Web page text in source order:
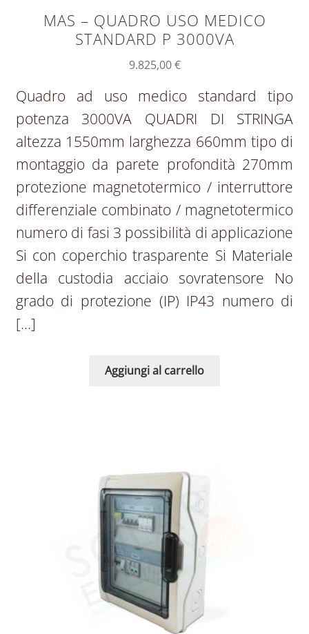
MAS – QUADRO USO MEDICO
STANDARD P 3000VA
9.825,00€
Quadro ad uso medico standard tipo
potenza 3000VA QUADRI DI STRINGA
altezza 1550mm larghezza 660mm tipo di
montaggio da parete profondità 270mm
protezione magnetotermico / interruttore
differenziale combinato / magnetotermico
numero di fasi 3 possibilità di applicazione
Si con coperchio trasparente Si Materiale
della custodia acciaio sovratensore No
grado di protezione (IP) IP43 numero di
[…]
Aggiungi al carrello